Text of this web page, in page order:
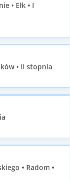
• Ełk • I
• II stopnia
• Radom •